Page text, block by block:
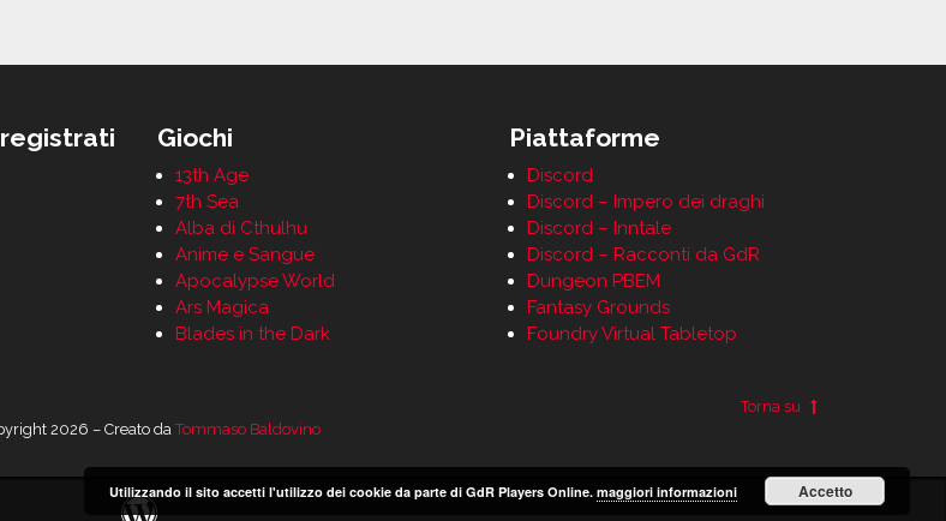
Giochi
13th Age
7th Sea
Alba di Cthulhu
Anime e Sangue
Apocalypse World
Ars Magica
Blades in the Dark
Piattaforme
Discord
Discord – Impero dei draghi
Discord – Inntale
Discord – Racconti da GdR
Dungeon PBEM
Fantasy Grounds
Foundry Virtual Tabletop
Torna su
2026 – Creato daTommaso Baldovino
Utilizzando il sito accetti l'utilizzo dei cookie da parte di GdR Players Online. maggiori informazioni Accetto